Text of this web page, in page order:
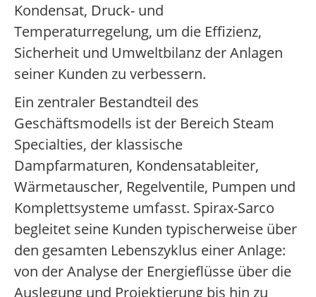
Kondensat, Druck- und
Temperaturregelung, um die Effizienz,
Sicherheit und Umweltbilanz der Anlagen
seiner Kunden zu verbessern.
Ein zentraler Bestandteil des
Geschäftsmodells ist der Bereich Steam
Specialties, der klassische
Dampfarmaturen, Kondensatableiter,
Wärmetauscher, Regelventile, Pumpen und
Komplettsysteme umfasst. Spirax-Sarco
begleitet seine Kunden typischerweise über
den gesamten Lebenszyklus einer Anlage:
von der Analyse der Energieflüsse über die
Auslegung und Projektierung bis hin zu